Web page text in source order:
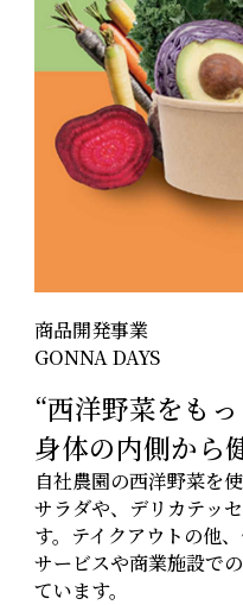
商品開発事業
GONNA DAYS
“西洋野菜をもっ
身体の内側から
自社農園の西洋野菜を
サラダや、デリカテッ
す。テイクアウトの他
サービスや商業施設で
ています。